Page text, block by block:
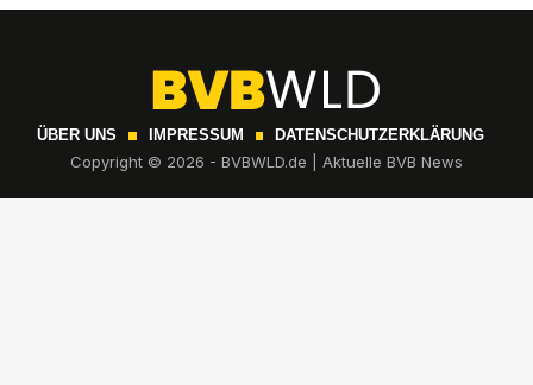
ÜBER UNS IMPRESSUM DATENSCHUTZERKLÄRUNG
Copyright © 2026 - BVBWLD.de | Aktuelle BVB News